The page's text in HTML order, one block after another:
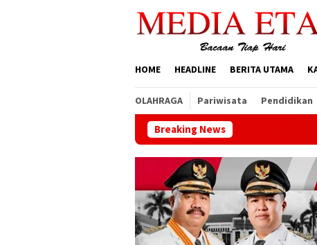
HOME HEADLINE BERITA UTAMA
OLAHRAGA Pariwisata Pendidikan
Breaking News